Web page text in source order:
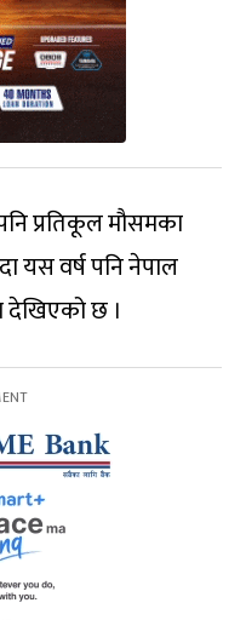
प्रतिकूल मौसमका
यस वर्ष पनि नेपाल
देखिएको छ ।